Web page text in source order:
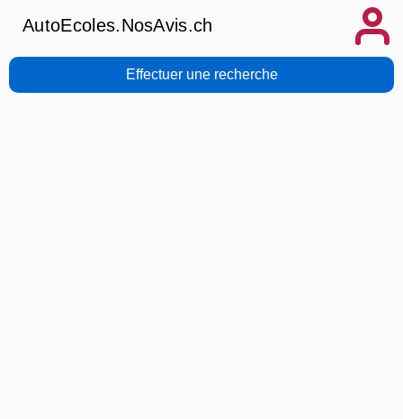
AutoEcoles.NosAvis.ch
Effectuer une recherche